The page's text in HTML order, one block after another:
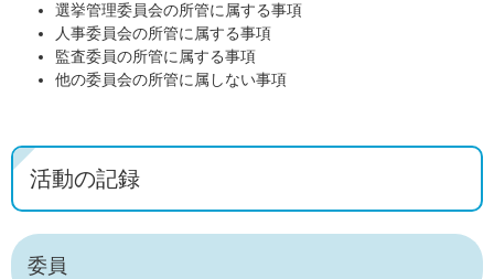
選挙管理委員会の所管に属する事項
人事委員会の所管に属する事項
監査委員の所管に属する事項
他の委員会の所管に属しない事項
活動の記録
委員